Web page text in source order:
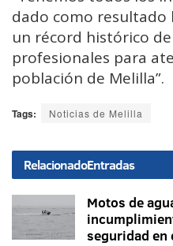
dado como resultado
un récord histórico
profesionales para
población de Melilla”.
Tags: Noticias de Melilla
RelacionadoEntradas
Motos de
seguridad